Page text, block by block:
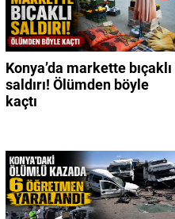
Konya’da markette bıçaklı
saldırı! Ölümden böyle
kaçtı